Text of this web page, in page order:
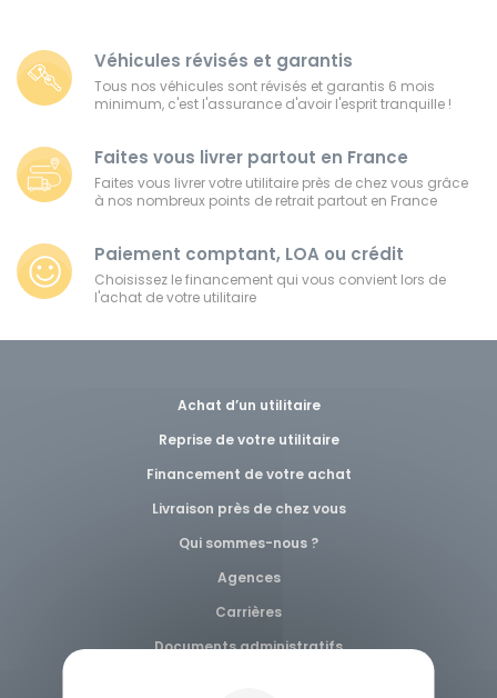
Isuzu
Maxus
Peugeot
Renault
Volkswagen
Véhicules 0 km
Réservation véhicule
Véhicules révisés et garantis
Tous nos véhicules sont révisés et garantis 6 mois
minimum, c'est l'assurance d'avoir l'esprit tranquille !
Faites vous livrer partout en France
Faites vous livrer votre utilitaire près de chez vous grâce
à nos nombreux points de retrait partout en France
Paiement comptant, LOA ou crédit
Choisissez le financement qui vous convient lors de
l'achat de votre utilitaire
Achat d’un utilitaire
Reprise de votre utilitaire
Financement de votre achat
Livraison près de chez vous
Qui sommes-nous ?
Agences
Carrières
Documents administratifs